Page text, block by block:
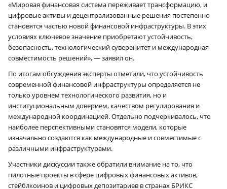
«Мировая финансовая система переживает трансформацию, и
цифровые активы и децентрализованные решения постепенно
становятся частью новой финансовой инфраструктуры. В этих
условиях ключевое значение приобретают устойчивость,
безопасность, технологический суверенитет и международная
совместимость решений», — заявил он.
По итогам обсуждения эксперты отметили, что устойчивость
современной финансовой инфраструктуры определяется не
только уровнем технологического развития, но и
институциональным доверием, качеством регулирования и
международной координацией. Отдельно подчеркивалось, что
наиболее перспективными становятся модели, которые
изначально создаются как международные и совместимые с
различными инфраструктурами.
Участники дискуссии также обратили внимание на то, что
пилотные проекты в сфере цифровых финансовых активов,
стейблкоинов и цифровых депозитариев в странах БРИКС